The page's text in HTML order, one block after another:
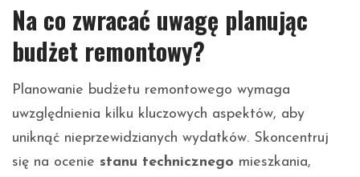
Na co zwracać uwagę planując
budżet remontowy?
Planowanie budżetu remontowego wymaga
uwzględnienia kilku kluczowych aspektów, aby
uniknąć nieprzewidzianych wydatków. Skoncentruj
się na ocenie stanu technicznego mieszkania,